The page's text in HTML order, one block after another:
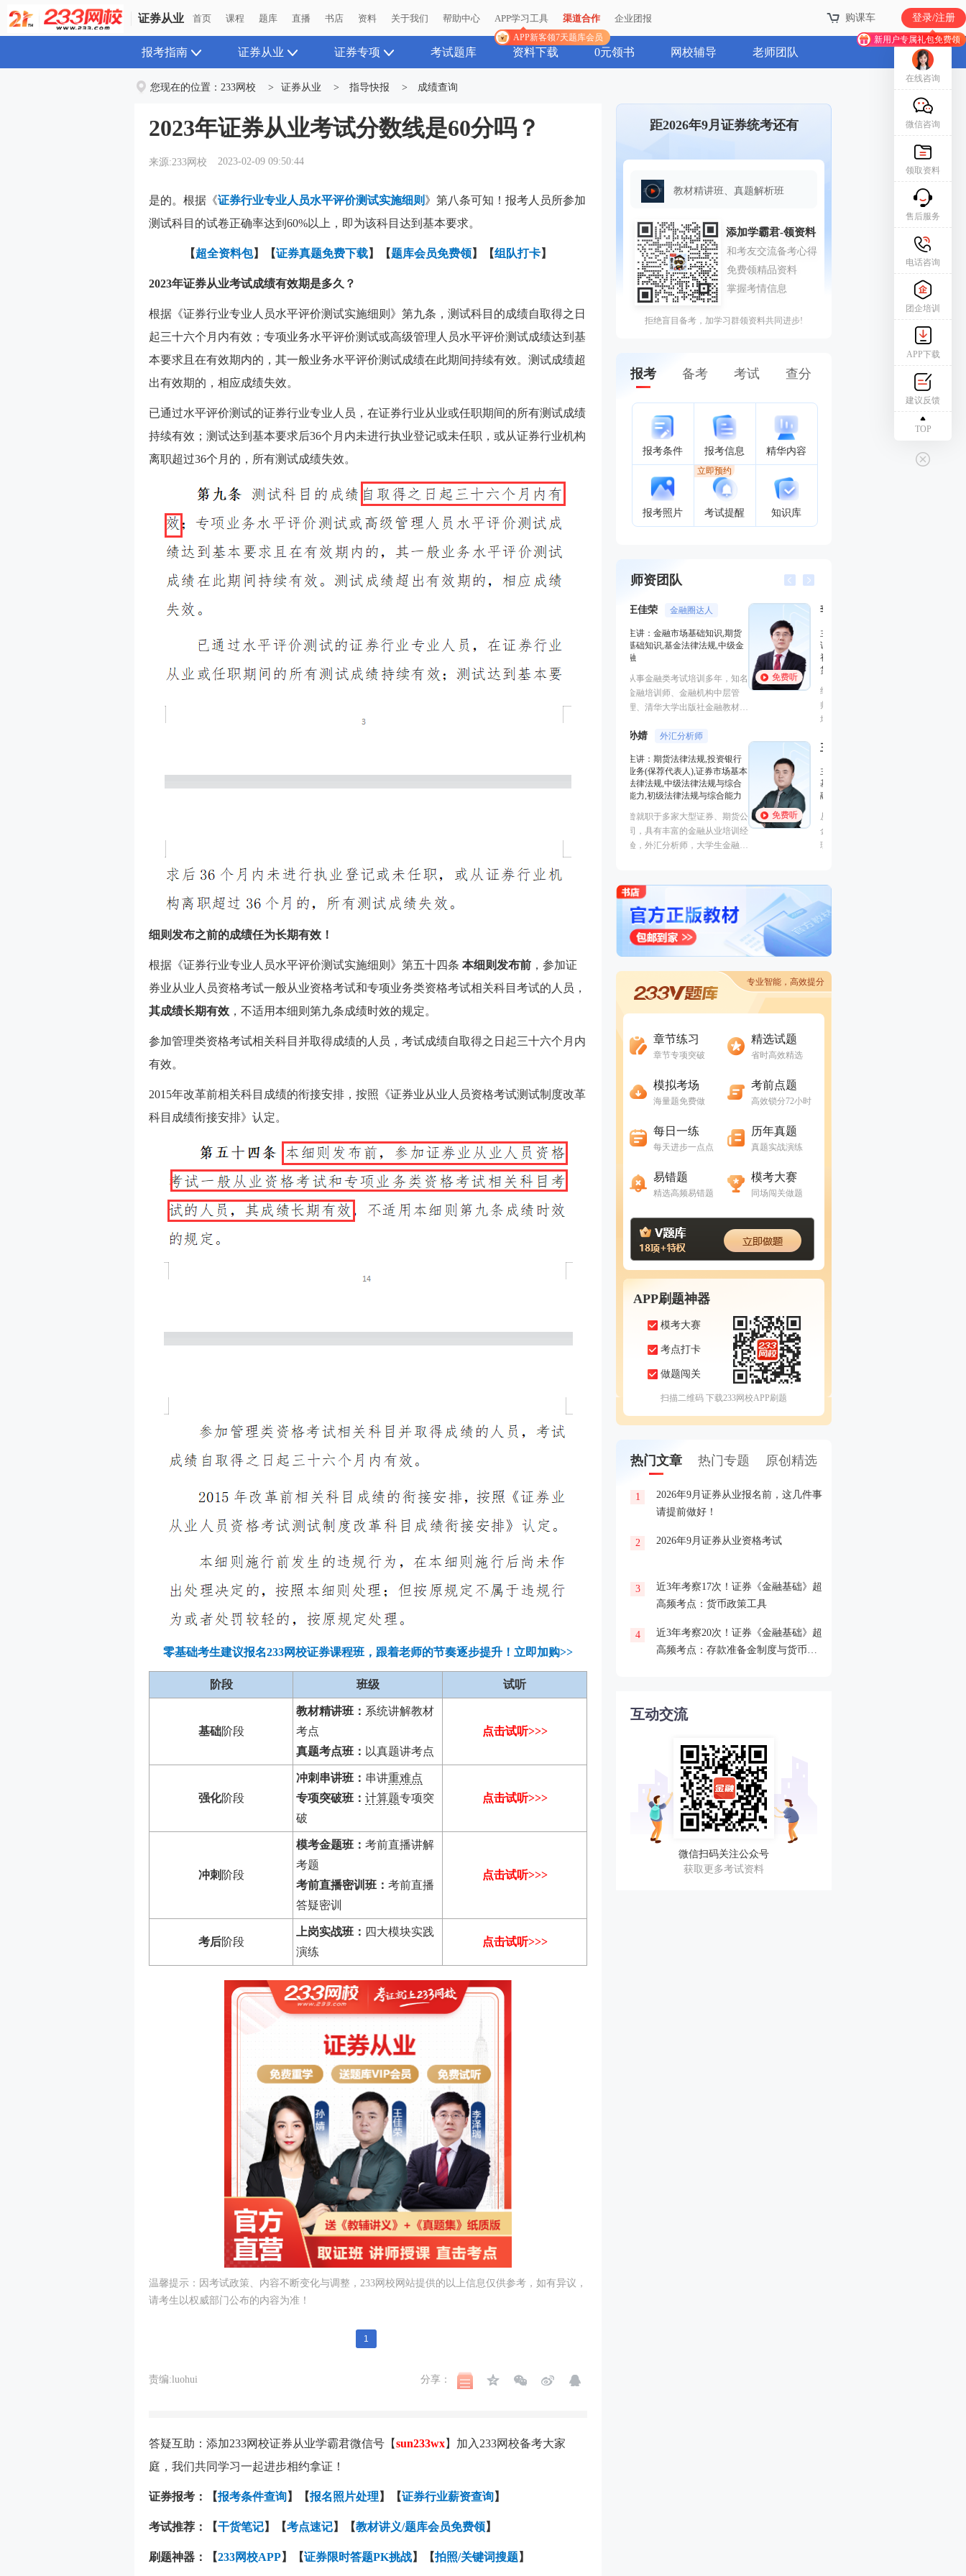
证券从业 首页 课程 题库 直播 书店 资料 关于我们 帮助中心 APP学习工具
APP新客领7天题库会员
渠道合作 企业团报 购课车 登录/注册
新用户专属礼包免费领
报考指南 证券从业 证券专项 考试题库 资料下载 0元领书 网校辅导 老师团队
您现在的位置： 233网校 > 证券从业 > 指导快报 > 成绩查询
2023年证券从业考试分数线是60分吗？
来源:233网校 2023-02-09 09:50:44
是的。根据《证券行业专业人员水平评价测试实施细则 》第八条可知！报考人员所参加
测试科目的试卷正确率达到60%以上，即为该科目达到基本要求。
【超全资料包】【证券真题免费下载】 【题库会员免费领】【组队打卡】
2023年证券从业考试成绩有效期是多久？
根据《证券行业专业人员水平评价测试实施细则》第九条，测试科目的成绩自取得之日
起三十六个月内有效；专项业务水平评价测试或高级管理人员水平评价测试成绩达到基
本要求且在有效期内的，其一般业务水平评价测试成绩在此期间持续有效。测试成绩超
出有效期的，相应成绩失效。
已通过水平评价测试的证券行业专业人员，在证券行业从业或任职期间的所有测试成绩
持续有效；测试达到基本要求后36个月内未进行执业登记或未任职，或从证券行业机构
离职超过36个月的，所有测试成绩失效。
细则发布之前的成绩任为长期有效！
根据《证券行业专业人员水平评价测试实施细则》第五十四条 本细则发布前 ，参加证
券业从业人员资格考试一般从业资格考试和专项业务类资格考试相关科目考试的人员，
其成绩长期有效 ，不适用本细则第九条成绩时效的规定。
参加管理类资格考试相关科目并取得成绩的人员，考试成绩自取得之日起三十六个月内
有效。
2015年改革前相关科目成绩的衔接安排，按照《证券业从业人员资格考试测试制度改革
科目成绩衔接安排》认定。
零基础考生建议报名233网校证券课程班，跟着老师的节奏逐步提升！立即加购>>
阶段 班级 试听
基础阶段
教材精讲班： 系统讲解教材
考点
真题考点班： 以真题讲考点
点击试听>>>
强化阶段
冲刺串讲班： 串讲重难点
专项突破班： 计算题专项突
破
点击试听>>>
冲刺 阶段
模考金题班： 考前直播讲解
考题
考前直播密训班： 考前直播
答疑密训
点击试听>>>
考后阶段
上岗实战班： 四大模块实践
演练
点击试听>>>
温馨提示：因考试政策、内容不断变化与调整，233网校网站提供的以上信息仅供参考，如有异议，
请考生以权威部门公布的内容为准！
1
责编:luohui 分享：
答疑互助：添加233网校证券从业学霸君微信号【sun233wx】加入233网校备考大家
庭，我们共同学习一起进步相约拿证！
证券报考：【报考条件查询】【报名照片处理 】【证券行业薪资查询】
考试推荐： 【干货笔记】【考点速记】【教材讲义/题库会员免费领】
刷题神器： 【233网校APP】【证券限时答题PK挑战】【拍照/关键词搜题】
距2026年9月证券统考还有
教材精讲班、真题解析班
拒绝盲目备考，加学习群领资料共同进步!
报考 备考 考试 查分
报考条件 报考信息 精华内容
报考照片 考试提醒
立即预约
知识库
师资团队
免费听
李泽瑞 金融培训高级讲师
主讲：证券投资顾问业务,发布
证券研究报告业务(证券分析师),
初级个人贷款,中级个人贷款,期
经济学硕士、金融培训高级讲
师，李泽瑞老师从事金融类考证
成“段子”，是一个让学员欲罢不
能的很有个人风格的老师，江湖
学员称被讲课耽误的“德云社”编
外弟子。
免费听
主讲：金融市场基础知识,期货
基础知识,基金法律法规,中级金
融
从事金融类考试培训多年，知名
金融培训师、金融机构中层管
理、清华大学出版社金融教材副
的“一哥”。
专业智能，高效提分
章节练习
章节专项突破
精选试题
省时高效精选
模拟考场
海量题免费做
考前点题
高效锁分72小时
每日一练
每天进步一点点
历年真题
真题实战演练
易错题
精选高频易错题
模考大赛
同场闯关做题
APP刷题神器
模考大赛
考点打卡
做题闯关
扫描二维码 下载233网校APP刷题
热门文章 热门专题 原创精选
1
2026年9月证券从业报名前，这几件事
请提前做好！
2 2026年9月证券从业资格考试
3
近3年考察17次！证券《金融基础》超
高频考点：货币政策工具
4
近3年考察20次！证券《金融基础》超
高频考点：存款准备金制度与货币乘
互动交流
微信扫码关注公众号
获取更多考试资料
在线咨询
微信咨询
领取资料
售后服务
电话咨询
团企培训
APP下载
建议反馈
TOP